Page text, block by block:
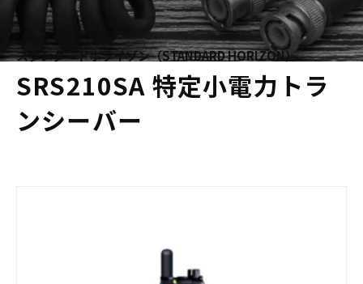
スタンダードホライゾン（STANDARD HORIZON）
SRS210SA 特定小電力トラ
ンシーバー